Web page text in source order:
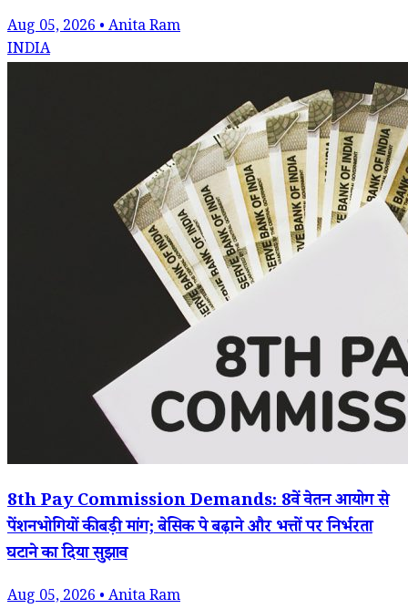
Aug 05, 2026 • Anita Ram
INDIA
8th Pay Commission Demands: 8वें वेतन आयोग से
पेंशनभोगियों की बड़ी मांग; बेसिक पे बढ़ाने और भत्तों पर निर्भरता
घटाने का दिया सुझाव
Aug 05, 2026 • Anita Ram